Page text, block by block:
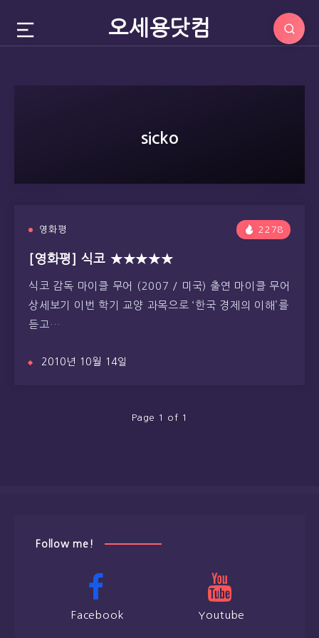
오세용닷컴
sicko
영화평 2278
[영화평] 식코 ★★★★★
식코 감독 마이클 무어 (2007 / 미국) 출연 마이클 무어
상세보기 이번 학기 교양 과목으로 ‘한국 경제의 이해’를
듣고…
2010년 10월 14일
Page 1 of 1
Follow me!
Facebook Youtube